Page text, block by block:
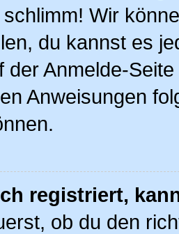
Wir
du kannst es
der Anmelde-
Anweisungen
registriert,
ob du den